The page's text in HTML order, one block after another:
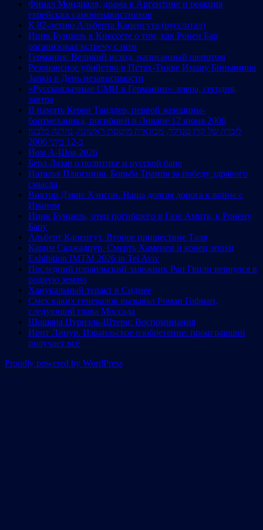
Финал Мондиаля, драма в Аргентине и реакция
еврейских самоненавистников
К 82-летию Альберта Капенгута (русс/итал)
Ицик Бунцель в Кнессете о том, как Ронен Бар
организовал встречу с ним
Германия: Великий исход, написанный шепотом
Резонансное убийство в Петах-Тикве Иману Биньямина
Залки в День независимости
«Русскоязычные СМИ в Германии»: вчера, сегодня,
завтра
В память Керен Тандлер, первой женщины-
бортмеханика, погибшей в Ливане 12 июня 2006
לזכרה של קרן טנדלר, מכונאית מוטסת ראשונה, נהרגה בלבנון
ב-12 ביוני 2006
Йом А-Шоа 2026
Берл Лазар о политике и русской бане
Наталья Плюснина. Борьба Трампа за победу здравого
смысла
Виктор Дэвис Хэнсон. Наша долгая дорога к войне с
Ираном
Ицик Бунцель, отец погибшего в Газе Амита, к Ронену
Бару
Альберт Капенгут. Второе пришествие Таля
Карим Саджадпур. Смерть Хаменеи и конец эпохи
Exhibition IMTM 2026 in Tel Aviv
Последний израильский заложник Ран Гвили вернулся в
родную землю
Ханукальный теракт в Сиднее
Смех каких генералов вызывал Роман Гофман,
следующий глава Моссада
Шошана Цуриэль-Штерн: Воспоминания
Ирит Линур. Израильское изобретение: проигравший
получает всё
Proudly powered by WordPress